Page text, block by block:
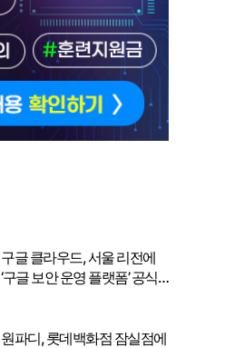
구글 클라우드, 서울 리전에
‘구글 보안 운영 플랫폼’ 공식
원파디, 롯데백화점 잠실점에